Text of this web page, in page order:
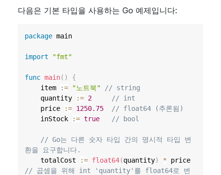
다음은 기본 타입을 사용하는 Go 예제입니다:
package main
import "fmt"
func main( )
{
	item
:= "노트북"
// string
	quantity
:= 2
// int
	price
:= 1250.75
// float64 (추론됨)
	inStock
:= true // bool
// Go는 다른 숫자 타입 간의 명시적 타입 변
환을 요구합니다.
	totalCost
:= float64(quantity) *
// 곱셈을 위해 int 'quantity'를 float64로 변